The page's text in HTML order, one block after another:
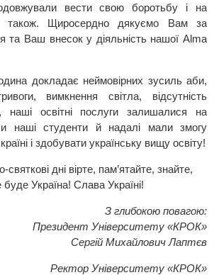
вести свою боротьбу і на
також. Щиросердно дякуємо Вам за
та Ваш внесок у діяльність нашої Alma
докладає неймовірних зусиль аби,
вимкнення світла, відсутність
наші освітні послуги залишалися на
наші студенти й надалі мали змогу
і здобувати українську вищу освіту!
святкові дні вірте, пам’ятайте, знайте,
Україна! Слава Україні!
З глибокою повагою:
Президент Університету «КРОК»
Сергій Михайлович Лаптєв
Ректор Університету «КРОК»